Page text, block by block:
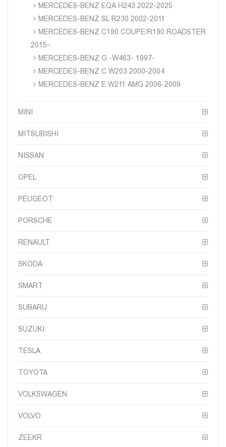
MERCEDES-BENZ EQA H243 2022-2025
MERCEDES-BENZ SL R230 2002-2011
MERCEDES-BENZ C190 COUPE/R190 ROADSTER
2015-
MERCEDES-BENZ G -W463- 1997-
MERCEDES-BENZ C W203 2000-2004
MERCEDES-BENZ E W211 AMG 2006-2009
MINI
MITSUBISHI
NISSAN
OPEL
PEUGEOT
PORSCHE
RENAULT
SKODA
SMART
SUBARU
SUZUKI
TESLA
TOYOTA
VOLKSWAGEN
VOLVO
ZEEKR